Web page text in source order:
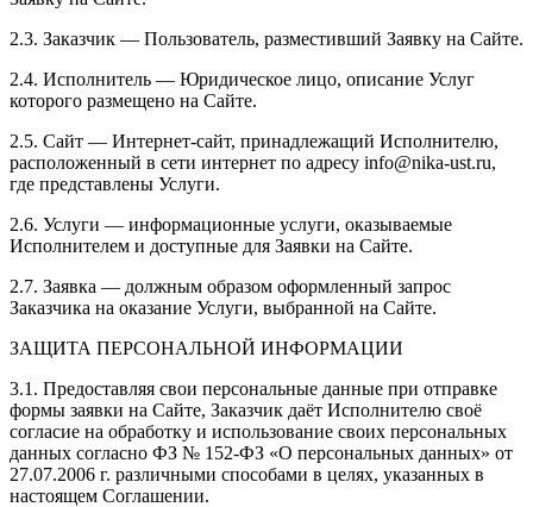
2.3. Заказчик — Пользователь, разместивший Заявку на Сайте.
2.4. Исполнитель — Юридическое лицо, описание Услуг
которого размещено на Сайте.
2.5. Сайт — Интернет-сайт, принадлежащий Исполнителю,
расположенный в сети интернет по адресу info@nika-ust.ru,
где представлены Услуги.
2.6. Услуги — информационные услуги, оказываемые
Исполнителем и доступные для Заявки на Сайте.
2.7. Заявка — должным образом оформленный запрос
Заказчика на оказание Услуги, выбранной на Сайте.
ЗАЩИТА ПЕРСОНАЛЬНОЙ ИНФОРМАЦИИ
3.1. Предоставляя свои персональные данные при отправке
формы заявки на Сайте, Заказчик даёт Исполнителю своё
согласие на обработку и использование своих персональных
данных согласно ФЗ № 152-ФЗ «О персональных данных» от
27.07.2006 г. различными способами в целях, указанных в
настоящем Соглашении.